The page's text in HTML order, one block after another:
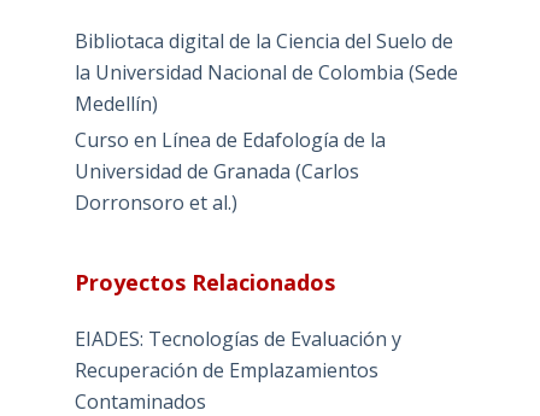
Bibliotaca digital de la Ciencia del Suelo de
la Universidad Nacional de Colombia (Sede
Medellín)
Curso en Línea de Edafología de la
Universidad de Granada (Carlos
Dorronsoro et al.)
Proyectos Relacionados
EIADES: Tecnologías de Evaluación y
Recuperación de Emplazamientos
Contaminados